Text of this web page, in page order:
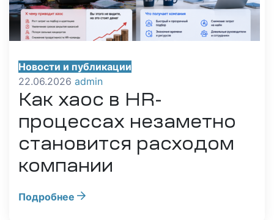
Новости и публикации
Как хаос в HR-
процессах незаметно
становится расходом
компании
22.06.2026 admin
Подробнее